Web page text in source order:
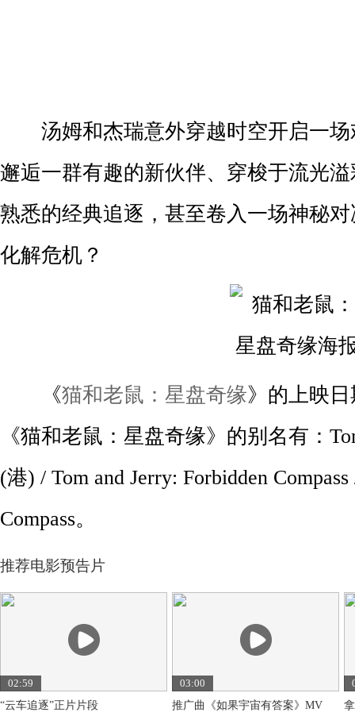
汤姆和杰瑞意外穿越时空开启一场
邂逅一群有趣的新伙伴、穿梭于流光
熟悉的经典追逐，甚至卷入一场神秘
化解危机？
《猫和老鼠：星盘奇缘》的上映日
《猫和老鼠：星盘奇缘》的别名有：
(港) / Tom and Jerry: Forbidden
Compass。
推荐电影预告片
02:59
“云车追逐”正片片段
03:00
推广曲《如果宇宙有答案》MV